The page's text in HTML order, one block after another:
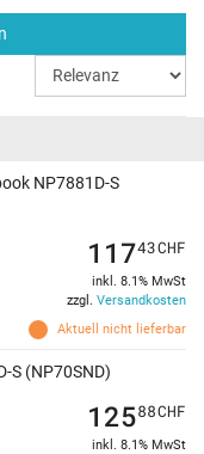
NP7881D-S
Aktuell nicht lieferbar
11743CHF
inkl. 8.1% MwSt
zzgl. Versandkosten
S (NP70SND)
12588CHF
inkl. 8.1% MwSt